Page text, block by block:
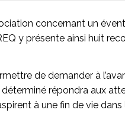
concernant un
y présente ainsi huit
de demander à
répondra aux
à une fin de vie